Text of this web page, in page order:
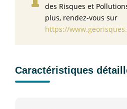
des Risques et
plus, rendez-vous sur
https://
Caractéristiques